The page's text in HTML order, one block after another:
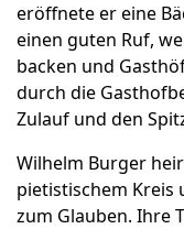
eröffnete er eine
einen guten Ruf,
backen und
durch die
Zulauf und den
Wilhelm Burger
pietistischem
zum Glauben. Ihre